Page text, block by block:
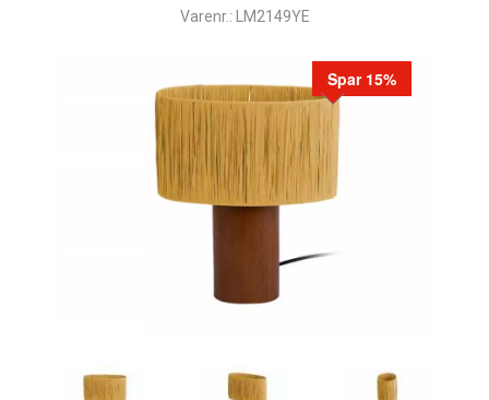
Varenr.: LM2149YE
Spar 15%